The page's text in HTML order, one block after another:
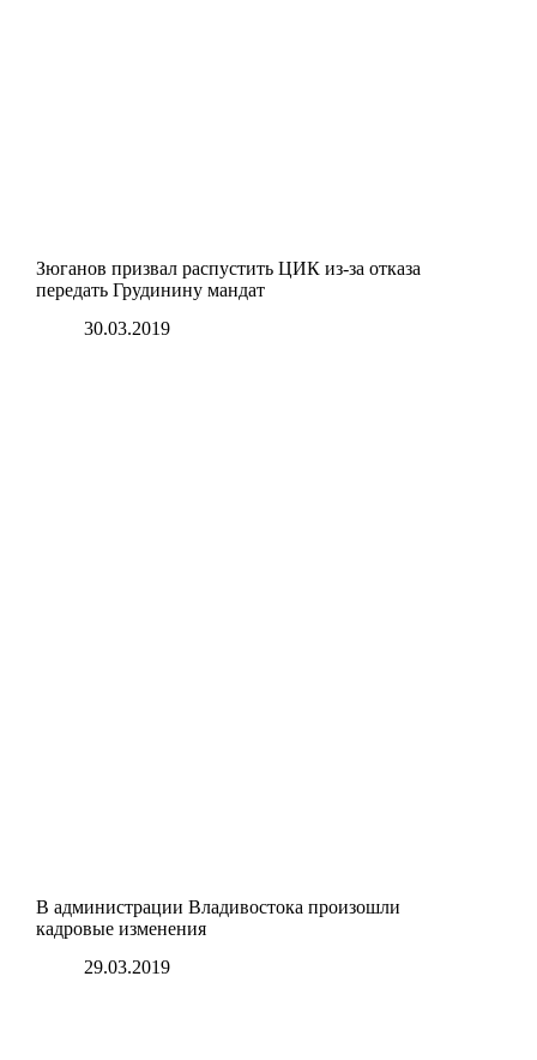
Зюганов призвал распустить ЦИК из-за отказа
передать Грудинину мандат
30.03.2019
В администрации Владивостока произошли
кадровые изменения
29.03.2019